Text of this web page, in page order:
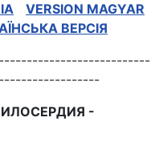
VERSION MAGYAR
ВЕРСІЯ
-